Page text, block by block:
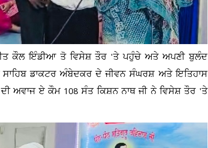
ਕੌਲ ਇੰਡੀਆ ਤੋ ਵਿਸੇਸ਼ ਤੌਰ 'ਤੇ ਪਹੁੰਚੇ ਅਤੇ ਅਪਣੀ ਬੁਲੰਦ
ਡਾਕਟਰ ਅੰਬੇਦਕਰ ਦੇ ਜੀਵਨ ਸੰਘਰਸ਼ ਅਤੇ ਇਤਿਹਾਸ
ਅਵਾਜ ਏ ਕੌਮ 108 ਸੰਤ ਕਿਸ਼ਨ ਨਾਥ ਜੀ ਨੇ ਵਿਸੇਸ਼ ਤੌਰ 'ਤੇ